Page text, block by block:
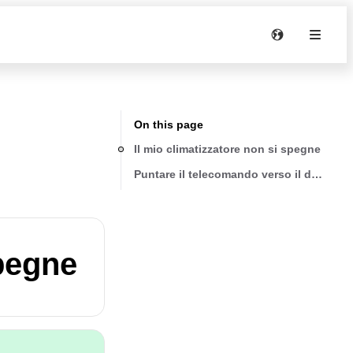
On this page
Il mio climatizzatore non si spegne
Puntare il telecomando verso il display